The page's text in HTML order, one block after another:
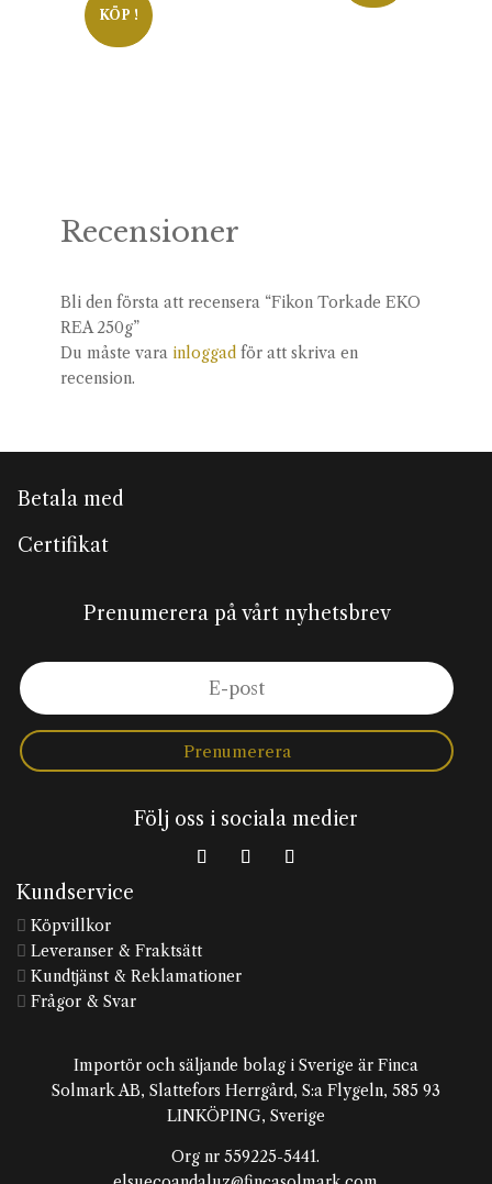
KÖP !
Recensioner
Bli den första att recensera “Fikon Torkade EKO
REA 250g”
Du måste vara inloggadför att skriva en
recension.
Betala med
Certifikat
Prenumerera på vårt nyhetsbrev
Prenumerera
Följ oss i sociala medier
Kundservice
 Köpvillkor
 Leveranser & Fraktsätt
 Kundtjänst & Reklamationer
 Frågor & Svar
Importör och säljande bolag i Sverige är Finca
Solmark AB, Slattefors Herrgård, S:a Flygeln, 585 93
LINKÖPING, Sverige
Org nr 559225-5441.